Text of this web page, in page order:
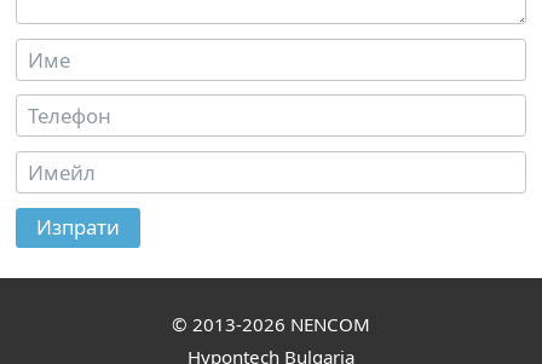
Изпрати
© 2013-2026 NENCOM
Hypontech Bulgaria